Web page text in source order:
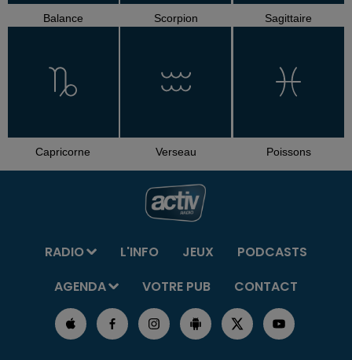
Balance Scorpion Sagittaire
Capricorne Verseau Poissons
RADIO L'INFO JEUX
PODCASTS
AGENDA
VOTRE PUB CONTACT